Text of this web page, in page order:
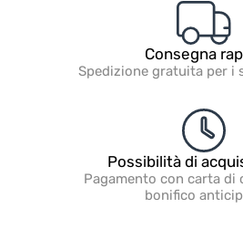
Consegna
Spedizione gratuita per i
Possibilità di
Pagamento con carta di
bonifico